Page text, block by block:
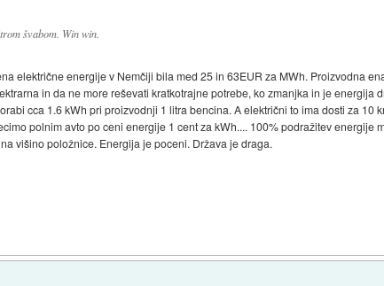
švabom. Win win.
električne energije v Nemčiji bila med 25 in 63EUR za MWh. Proizvodna
in da ne more reševati kratkotrajne potrebe, ko zmanjka in je energija
cca 1.6 kWh pri proizvodnji 1 litra bencina. A električni to ima dosti za 10
polnim avto po ceni energije 1 cent za kWh.... 100% podražitev energije
višino položnice. Energija je poceni. Država je draga.